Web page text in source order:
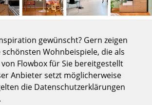
gewünscht? Gern zeigen
Wohnbeispiele, die als
Flowbox für Sie bereitgestellt
Anbieter setzt möglicherweise
die Datenschutzerklärungen